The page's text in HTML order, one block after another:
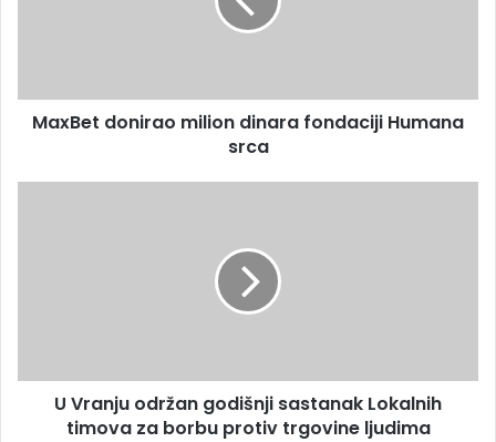
MaxBet donirao milion dinara fondaciji Humana
srca
U Vranju održan godišnji sastanak Lokalnih
timova za borbu protiv trgovine ljudima